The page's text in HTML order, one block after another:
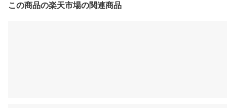
この商品の楽天市場の関連商品